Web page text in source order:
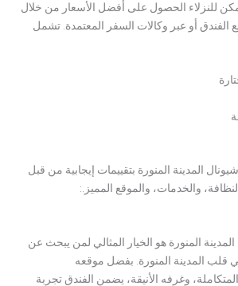
للنزلاء الحصول على أفضل الأسعار من خلال
الفندق أو عبر وكالات السفر المعتمدة. تشمل
المدينة المنورة بتقييمات إيجابية من قبل
والخدمات، والموقع المميز.:
المدينة المنورة هو الخيار المثالي لمن يبحث عن
قلب المدينة المنورة. بفضل موقعه
وغرفه الأنيقة، يضمن الفندق تجربة